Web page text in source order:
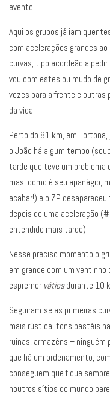
evento.
Aqui os grupos já iam
com acelerações grandes ao
curvas, tipo acordeão a
vou com estes ou mudo de
vezes para a frente e outras
da vida.
Perto do 81 km, em Tortona,
o João há algum tempo
tarde que teve um problema
mas, como é seu apanágio,
acabar!) e o ZP
depois de uma aceleração
entendido mais tarde).
Nesse preciso momento o
em grande com um ventinho
espremer vátiosdurante 10
Seguiram-se as primeiras
mais rústica, tons pastéis
ruínas, armazéns – ninguém
que há um ordenamento,
conseguem que fique
noutros sítios do mundo